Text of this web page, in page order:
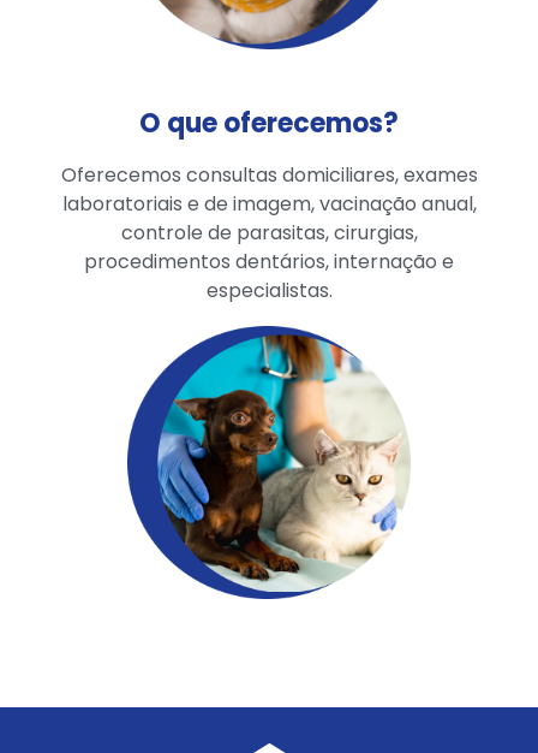
O que oferecemos?
Oferecemos consultas domiciliares, exames
laboratoriais e de imagem, vacinação anual,
controle de parasitas, cirurgias,
procedimentos dentários, internação e
especialistas.